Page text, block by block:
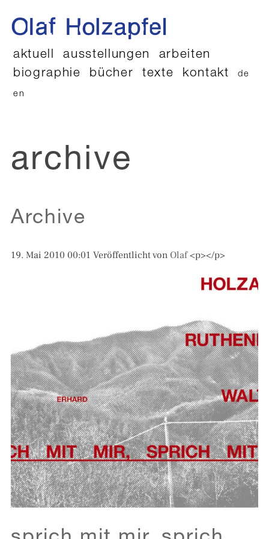
aktuell ausstellungen
arbeiten
biographie
bücher texte kontakt de
en
archive
Archive
19. Mai 2010 00:01 Veröffentlicht von Olaf <p></p>